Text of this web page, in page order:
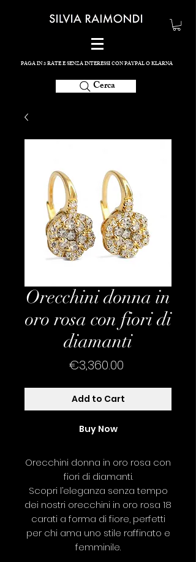
PAGA IN 3 RATE E SENZA INTERESSI CON PAYPAL O KLARNA
Cerca
Orecchini donna in
oro rosa con fiori di
diamanti
€3,360.00
Add to Cart
Buy Now
Orecchini donna in oro rosa con
fiori di diamanti.
Scopri l’eleganza senza tempo
dei nostri orecchini in oro rosa 18
carati a forma di fiore, perfetti
per chi ama uno stile raffinato e
femminile.